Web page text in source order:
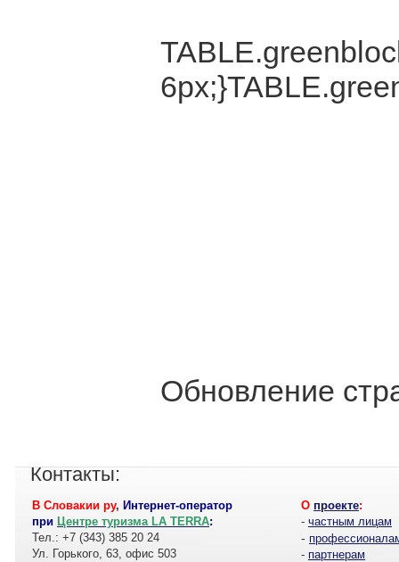
Обновление
Контакты:
В Словакии ру, Интернет-оператор
при Центре туризма LA TERRA:
Тел.: +7 (343) 385 20 24
Ул. Горького, 63, офис 503
О проекте:
- частным лицам
-
- партнерам